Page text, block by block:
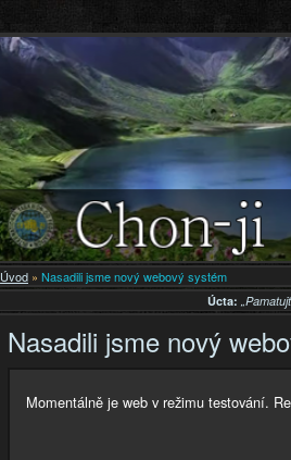
Úvod » Nasadili jsme nový webový systém
Úcta:
Nasadili jsme nový
Momentálně je web v režimu testování.